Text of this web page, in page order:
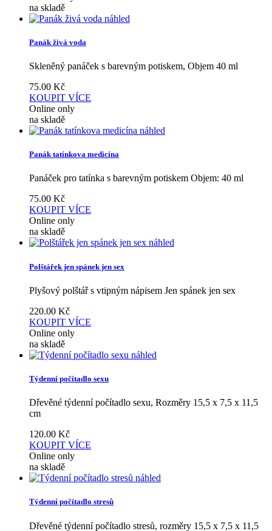
na skladě
náhled
Panák živá voda
Skleněný panáček s barevným potiskem, Objem 40 ml
75.00 Kč
KOUPIT VÍCE
Online only
na skladě
náhled
Panák tatínkova medicína
Panáček pro tatínka s barevným potiskem Objem: 40 ml
75.00 Kč
KOUPIT VÍCE
Online only
na skladě
náhled
Polštářek jen spánek jen sex
Plyšový polštář s vtipným nápisem Jen spánek jen sex
220.00 Kč
KOUPIT VÍCE
Online only
na skladě
náhled
Týdenní počítadlo sexu
Dřevěné týdenní počítadlo sexu, Rozměry 15,5 x 7,5 x 11,5
cm
120.00 Kč
KOUPIT VÍCE
Online only
na skladě
náhled
Týdenní počítadlo stresů
Dřevěné týdenní počítadlo stresů, rozměry 15,5 x 7,5 x 11,5